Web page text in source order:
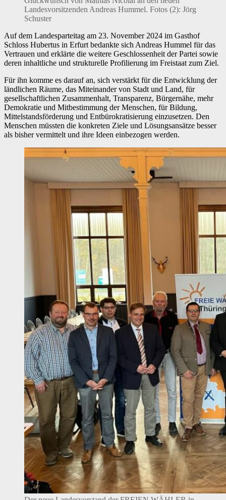
Landesvorsitzenden Andreas Hummel. Fotos (2): Jörg
Schuster
Auf dem Landesparteitag am 23. November 2024 im Gasthof
Schloss Hubertus in Erfurt bedankte sich Andreas Hummel für das
Vertrauen und erklärte die weitere Geschlossenheit der Partei sowie
deren inhaltliche und strukturelle Profilierung im Freistaat zum Ziel.
Für ihn komme es darauf an, sich verstärkt für die Entwicklung der
ländlichen Räume, das Miteinander von Stadt und Land, für
gesellschaftlichen Zusammenhalt, Transparenz, Bürgernähe, mehr
Demokratie und Mitbestimmung der Menschen, für Bildung,
Mittelstandsförderung und Entbürokratisierung einzusetzen. Den
Menschen müssten die konkreten Ziele und Lösungsansätze besser
als bisher vermittelt und ihre Ideen einbezogen werden.